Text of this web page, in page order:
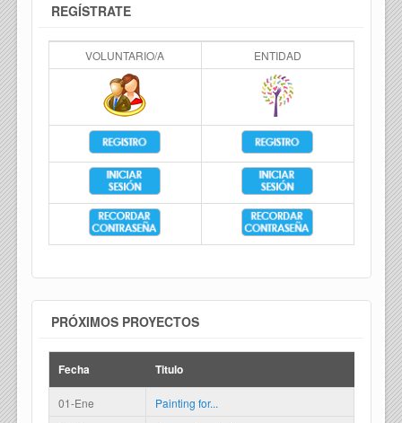
REGÍSTRATE
VOLUNTARIO/A ENTIDAD
PRÓXIMOS PROYECTOS
Fecha Titulo
01-Ene
Painting for...